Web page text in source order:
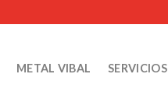
METAL VIBAL SERVICIOS